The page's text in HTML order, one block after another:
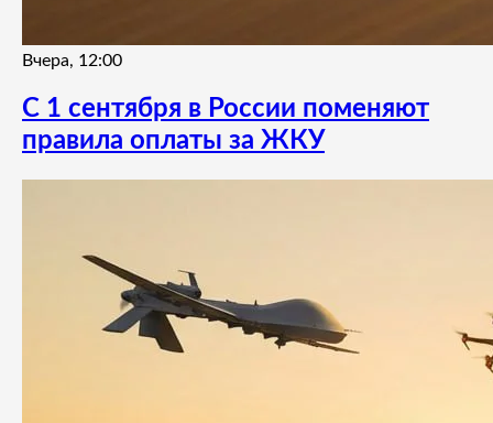
Вчера, 12:00
С 1 сентября в России поменяют
правила оплаты за ЖКУ